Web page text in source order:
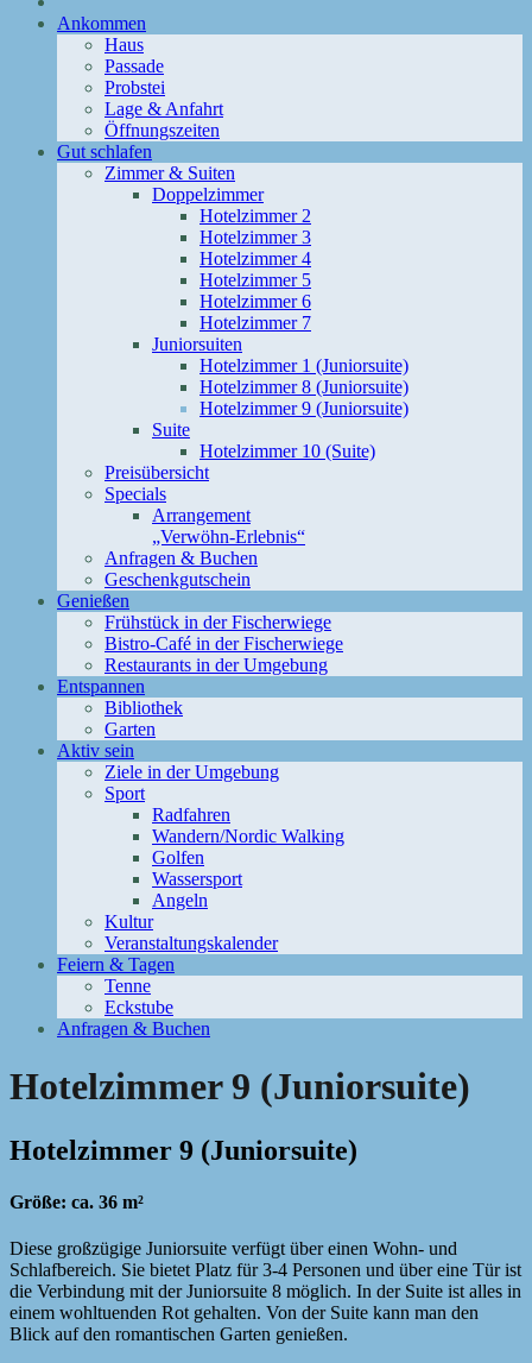
Ankommen
Haus
Passade
Probstei
Lage & Anfahrt
Öffnungszeiten
Gut schlafen
Zimmer & Suiten
Doppelzimmer
Hotelzimmer 2
Hotelzimmer 3
Hotelzimmer 4
Hotelzimmer 5
Hotelzimmer 6
Hotelzimmer 7
Juniorsuiten
Hotelzimmer 1 (Juniorsuite)
Hotelzimmer 8 (Juniorsuite)
Hotelzimmer 9 (Juniorsuite)
Suite
Hotelzimmer 10 (Suite)
Preisübersicht
Specials
Arrangement
„Verwöhn-Erlebnis“
Anfragen & Buchen
Geschenkgutschein
Genießen
Frühstück in der Fischerwiege
Bistro-Café in der Fischerwiege
Restaurants in der Umgebung
Entspannen
Bibliothek
Garten
Aktiv sein
Ziele in der Umgebung
Sport
Radfahren
Wandern/Nordic Walking
Golfen
Wassersport
Angeln
Kultur
Veranstaltungskalender
Feiern & Tagen
Tenne
Eckstube
Anfragen & Buchen
Hotelzimmer 9 (Juniorsuite)
Hotelzimmer 9 (Juniorsuite)
Größe: ca. 36 m²
Diese großzügige Juniorsuite verfügt über einen Wohn- und
Schlafbereich. Sie bietet Platz für 3-4 Personen und über eine Tür ist
die Verbindung mit der Juniorsuite 8 möglich. In der Suite ist alles in
einem wohltuenden Rot gehalten. Von der Suite kann man den
Blick auf den romantischen Garten genießen.